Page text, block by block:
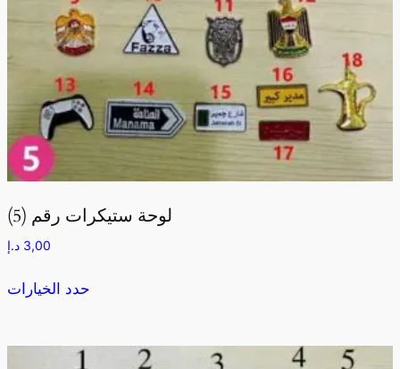
لوحة ستيكرات رقم (5)
3,00 د.إ
حدد الخيارات